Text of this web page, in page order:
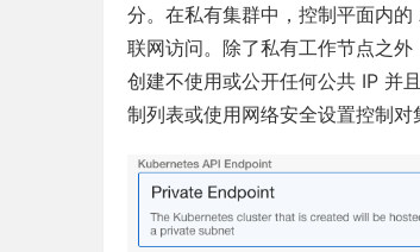
分。在私有集群中，控制平面内
联网访问。除了私有工作节点之
创建不使用或公开任何公共 IP 并
制列表或使用网络安全设置控制对